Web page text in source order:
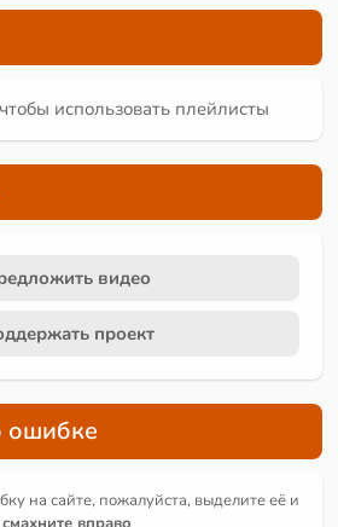
использовать плейлисты
видео
проект
ошибке
на сайте, пожалуйста, выделите её и